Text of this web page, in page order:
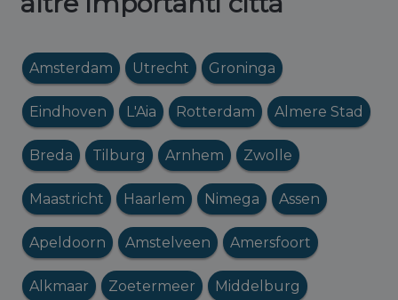
Amsterdam Utrecht Groninga
Eindhoven L'Aia Rotterdam Almere Stad
Breda Tilburg Arnhem Zwolle
Maastricht Haarlem Nimega Assen
Apeldoorn Amstelveen Amersfoort
Alkmaar Zoetermeer Middelburg